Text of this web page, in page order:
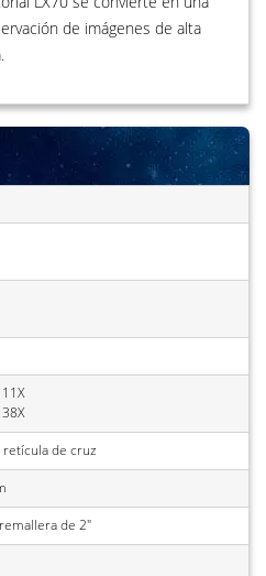
de imágenes de alta
de cruz
de 2"